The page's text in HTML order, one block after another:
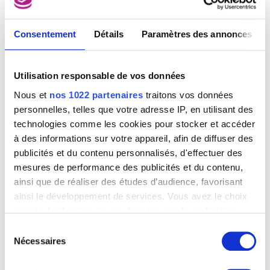
Consentement Détails Paramètres des annonces
Utilisation responsable de vos données
Nous et nos 1022 partenaires traitons vos données
personnelles, telles que votre adresse IP, en utilisant des
technologies comme les cookies pour stocker et accéder
à des informations sur votre appareil, afin de diffuser des
publicités et du contenu personnalisés, d'effectuer des
mesures de performance des publicités et du contenu,
ainsi que de réaliser des études d’audience, favorisant
ainsi le développement de services. Vous avez le choix
quant à l'utilisation de vos données et à leurs finalités.
tout moment en consultant la Déclaration relative aux
cookies ou en cliquant sur l'icône de confidentialité.
Nécessaires
Capricornes
François Decorchemont